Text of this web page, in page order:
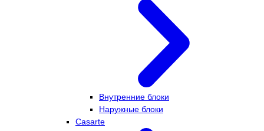
Внутренние блоки
Наружные блоки
Casarte